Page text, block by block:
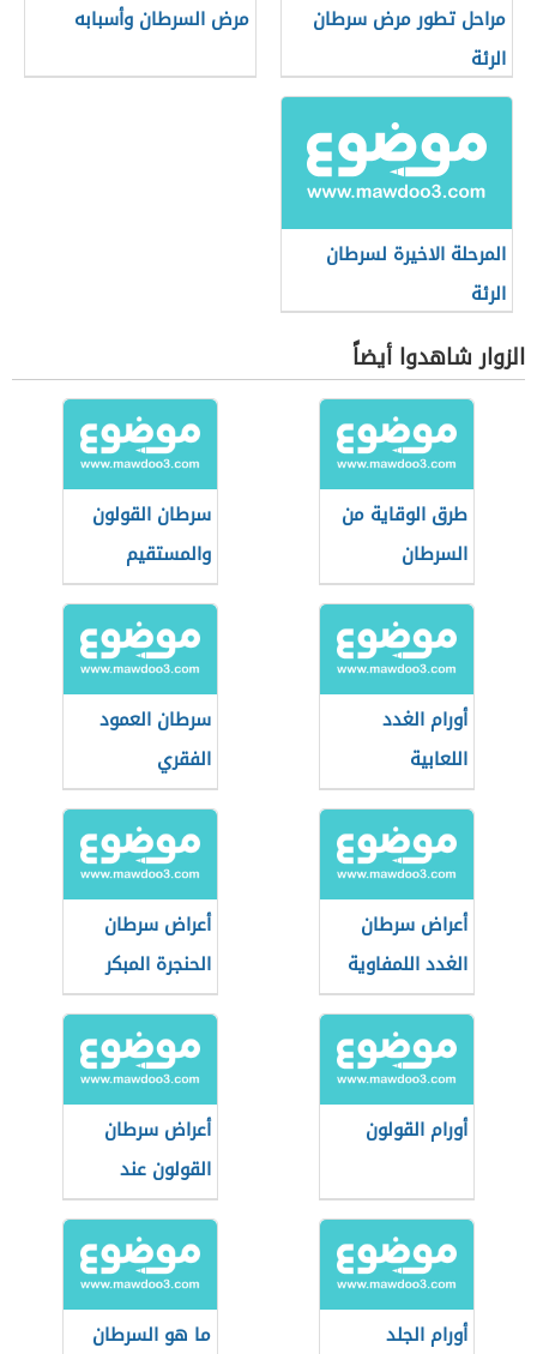
مراحل تطور مرض سرطان
الرئة
مرض السرطان وأسبابه
المرحلة الاخيرة لسرطان
الرئة
الزوار شاهدوا أيضاً
طرق الوقاية من
السرطان
سرطان القولون
والمستقيم
أورام الغدد
اللعابية
سرطان العمود
الفقري
أعراض سرطان
الغدد اللمفاوية
أعراض سرطان
الحنجرة المبكر
أورام القولون
أعراض سرطان
القولون عند
النساء
أورام الجلد
ما هو السرطان